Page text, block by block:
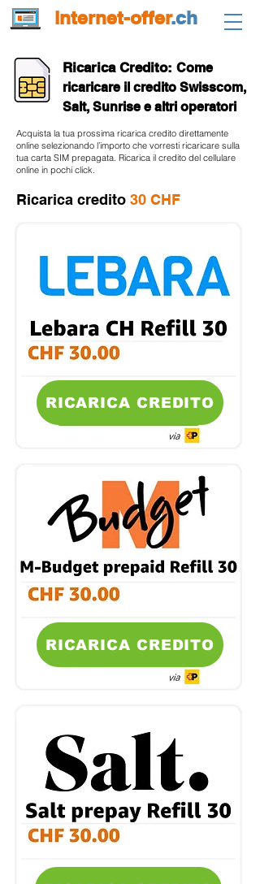
internet-offer.ch
Ricarica Credito: Come
ricaricare il credito Swisscom,
Salt, Sunrise e altri operatori
Acquista la tua prossima ricarica credito direttamente
online selezionando l’importo che vorresti ricaricare sulla
tua carta SIM prepagata. Ricarica il credito del cellulare
online in pochi click.
Ricarica credito 30 CHF
RICARICA CREDITO
RICARICA CREDITO